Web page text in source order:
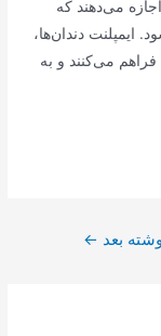
می‌دهند که
ایمپلنت دندان‌ها،
می‌کنند و به
بعد ←